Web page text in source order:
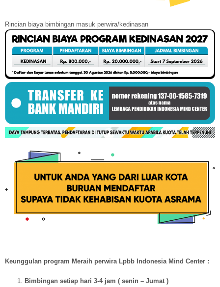
Rincian biaya bimbingan masuk perwira/kedinasan
Keunggulan program Meraih perwira Lpbb Indonesia Mind Center :
Bimbingan setiap hari 3-4 jam ( senin – Jumat )